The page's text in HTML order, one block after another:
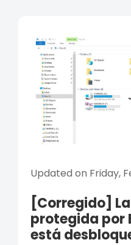
Updated on Friday,
[Corregido]
protegida por
está